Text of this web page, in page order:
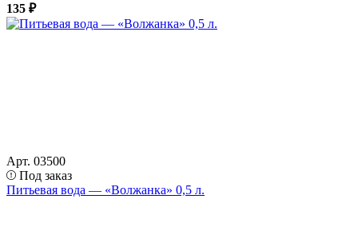
135 ₽
Арт. 03500
Под заказ
Питьевая вода — «Волжанка» 0,5 л.